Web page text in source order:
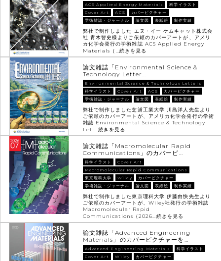
ACS Applied Energy Materials
科学イラスト
Cover Art
ACS
カバーピクチャー
学術雑誌・ジャーナル
論文図 表紙絵 制作実績
弊社で制作しました エヌ・イー ケムキャット株式会
社 青木智史様よりご依頼のカバーアートが、アメリ
カ化学会発行の学術雑誌 ACS Applied Energy
Materials（…続きを見る
論文雑誌「Environmental Science &
Technology Letter…
Environmental Science & Technology Letters
科学イラスト
Cover Art ACS
カバーピクチャー
学術雑誌・ジャーナル
論文図 表紙絵 制作実績
弊社で制作しました芝浦工業大学 川島洋人先生より
ご依頼のカバーアートが、アメリカ化学会発行の学術
雑誌 Environmental Science & Technology
Lett…続きを見る
論文雑誌「Macromolecular Rapid
Communications」のカバーピ…
科学イラスト
Cover Art
Macromolecular Rapid Communications
東京理科大学
Wiley
カバーピクチャー
学術雑誌・ジャーナル
論文図 表紙絵 制作実績
弊社で制作しました東京理科大学 伊藤由快先生より
ご依頼のカバーアートが、Wiley社発行の学術雑誌
Macromolecular Rapid
Communications（2026…続きを見る
論文雑誌「Advanced Engineering
Materials」のカバーピクチャーを…
Advanced Engineering Materials
科学イラスト
Cover Art
Wiley
カバーピクチャー